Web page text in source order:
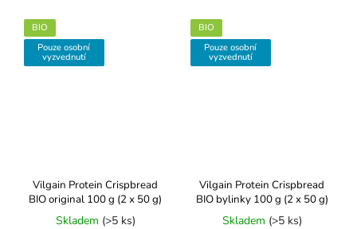
BIO
Pouze osobní
vyzvednutí
Vilgain Protein Crispbread
BIO original 100 g (2 x 50 g)
Skladem (>5 ks)
BIO
Pouze osobní
vyzvednutí
Vilgain Protein Crispbread
BIO bylinky 100 g (2 x 50 g)
Skladem (>5 ks)